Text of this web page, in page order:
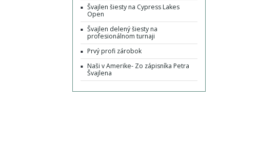
Švajlen šiesty na Cypress Lakes
Open
Švajlen delený šiesty na
profesionálnom turnaji
Prvý profi zárobok
Naši v Amerike- Zo zápisníka Petra
Švajlena